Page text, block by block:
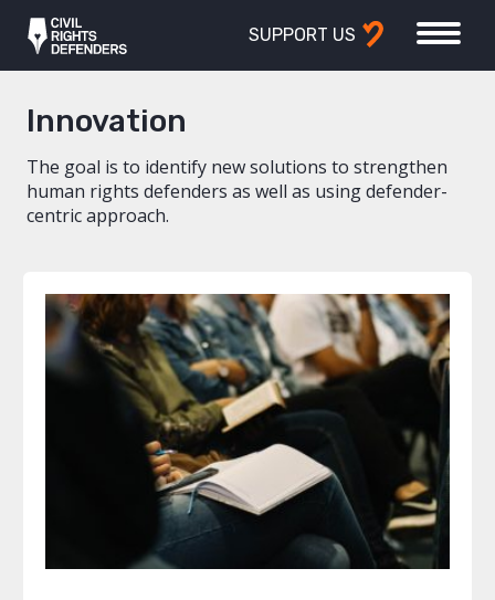
SUPPORT US
Innovation
The goal is to identify new solutions to strengthen
human rights defenders as well as using defender-
centric approach.